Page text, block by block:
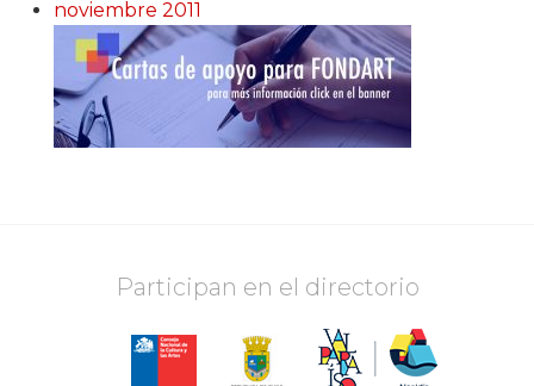
noviembre 2011
Participan en el directorio